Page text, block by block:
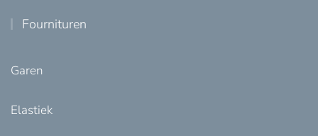
Fournituren
Garen
Elastiek